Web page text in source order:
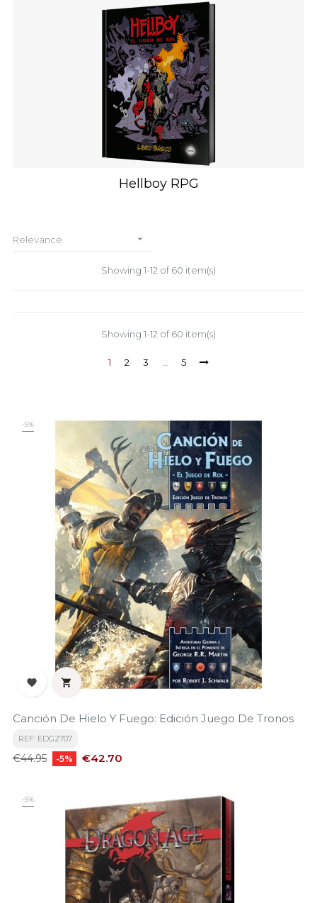
Hellboy RPG
Relevance 
Showing 1-12 of 60 item(s)
Showing 1-12 of 60 item(s)
1 2 3 5
-5%
 
Canción De Hielo Y Fuego: Edición Juego De Tronos
REF: EDG2707
Regular
€44.95 -5% Price
€42.70
-5%